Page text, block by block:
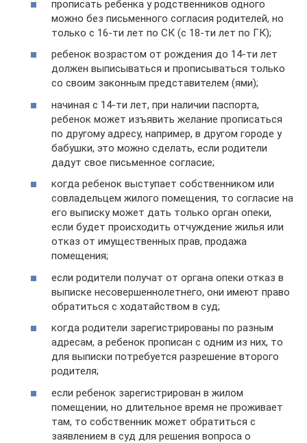
прописать ребенка у родственников одного
можно без письменного согласия родителей, но
только с 16-ти лет по СК (с 18-ти лет по ГК);
ребенок возрастом от рождения до 14-ти лет
должен выписываться и прописываться только
со своим законным представителем (ями);
начиная с 14-ти лет, при наличии паспорта,
ребенок может изъявить желание прописаться
по другому адресу, например, в другом городе у
бабушки, это можно сделать, если родители
дадут свое письменное согласие;
когда ребенок выступает собственником или
совладельцем жилого помещения, то согласие на
его выписку может дать только орган опеки,
если будет происходить отчуждение жилья или
отказ от имущественных прав, продажа
помещения;
если родители получат от органа опеки отказ в
выписке несовершеннолетнего, они имеют право
обратиться с ходатайством в суд;
когда родители зарегистрированы по разным
адресам, а ребенок прописан с одним из них, то
для выписки потребуется разрешение второго
родителя;
если ребенок зарегистрирован в жилом
помещении, но длительное время не проживает
там, то собственник может обратиться с
заявлением в суд для решения вопроса о